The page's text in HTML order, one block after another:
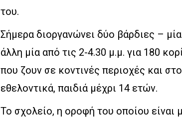
του.
Σήμερα διοργανώνει δύο βάρδιες –
άλλη μία από τις 2-4.30 μ.μ. για 180
που ζουν σε κοντινές περιοχές και
εθελοντικά, παιδιά μέχρι 14 ετών.
Το σχολείο, η οροφή του οποίου είναι